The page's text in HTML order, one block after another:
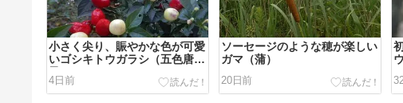
小さく尖り、賑やかな色が可愛
いゴシキトウガラシ（五色唐辛
子）
4日前
ソーセージのような穂が楽しい
ガマ（蒲）
20日前